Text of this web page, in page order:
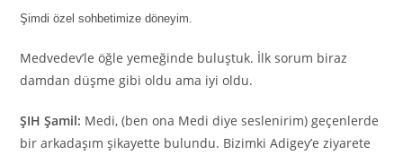
Şimdi özel sohbetimize döneyim.
Medvedev’le öğle yemeğinde buluştuk. İlk sorum biraz
damdan düşme gibi oldu ama iyi oldu.
ŞIH Şamil: Medi, (ben ona Medi diye seslenirim) geçenlerde
bir arkadaşım şikayette bulundu. Bizimki Adigey’e ziyarete